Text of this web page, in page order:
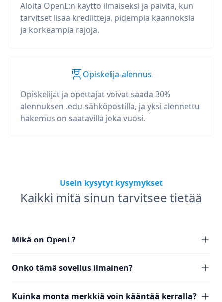
Aloita OpenL:n käyttö ilmaiseksi ja päivitä, kun
tarvitset lisää krediittejä, pidempiä käännöksiä
ja korkeampia rajoja.
Opiskelija-alennus
Opiskelijat ja opettajat voivat saada 30%
alennuksen .edu-sähköpostilla, ja yksi alennettu
hakemus on saatavilla joka vuosi.
Usein kysytyt kysymykset
Kaikki mitä sinun tarvitsee tietää
Mikä on OpenL?
Onko tämä sovellus ilmainen?
Kuinka monta merkkiä voin kääntää kerralla?